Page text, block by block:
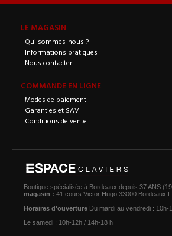
LE MAGASIN
Qui sommes-nous ?
Informations pratiques
Nous contacter
COMMANDE EN LIGNE
Modes de paiement
Garanties et SAV
Conditions de vente
Boutique spécialisée à Bordeaux depuis 37 ANS
magasin : 41 cours Victor Hugo 33000 Bordeaux
Horaires d'ouverture Du mardi au vendredi : 10h-
Le samedi : 10h-12h / 14h-18 h